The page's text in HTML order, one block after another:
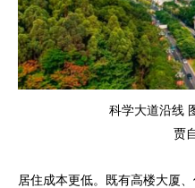
科学大道沿线
贾
居住成本更低。既有高楼大厦